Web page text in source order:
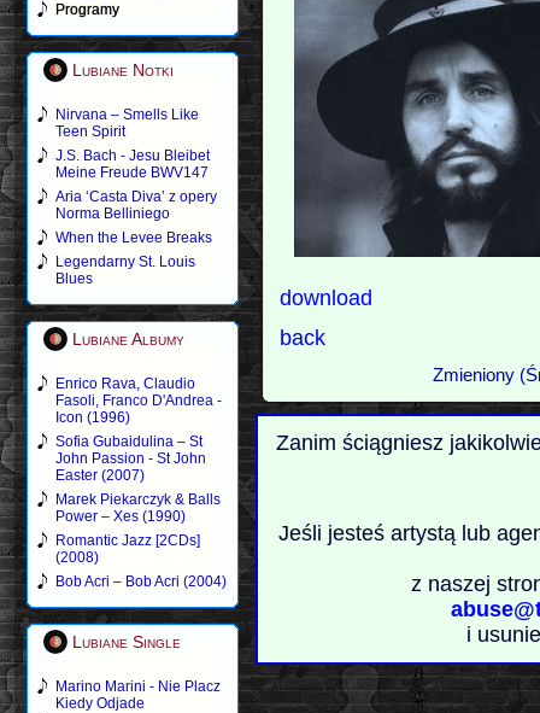
Programy
Lubiane Notki
Nirvana – Smells Like
Teen Spirit
J.S. Bach - Jesu Bleibet
Meine Freude BWV147
Aria ‘Casta Diva’ z opery
Norma Belliniego
When the Levee Breaks
Legendarny St. Louis
Blues
Lubiane Albumy
Enrico Rava, Claudio
Fasoli, Franco D'Andrea -
Icon (1996)
Sofia Gubaidulina – St
John Passion - St John
Easter (2007)
Marek Piekarczyk & Balls
Power – Xes (1990)
Romantic Jazz [2CDs]
(2008)
Bob Acri – Bob Acri (2004)
Lubiane Single
Marino Marini - Nie Placz
Kiedy Odjade
download
back
Zmieniony
Zanim ściągniesz
Jeśli jesteś artystą lub
z naszej
i